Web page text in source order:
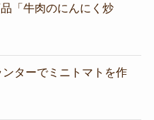
「牛肉のにんにく炒
ターでミニトマトを作